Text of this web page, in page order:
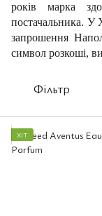
років марка
постачальника. У
запрошення
символ розкоші,
Фільтр
ХІТ